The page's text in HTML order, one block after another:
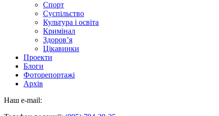
Спорт
Суспільство
Культура і освіта
Кримінал
Здоров’я
Цікавинки
Проекти
Блоги
Фоторепортажі
Архів
Наш e-mail: